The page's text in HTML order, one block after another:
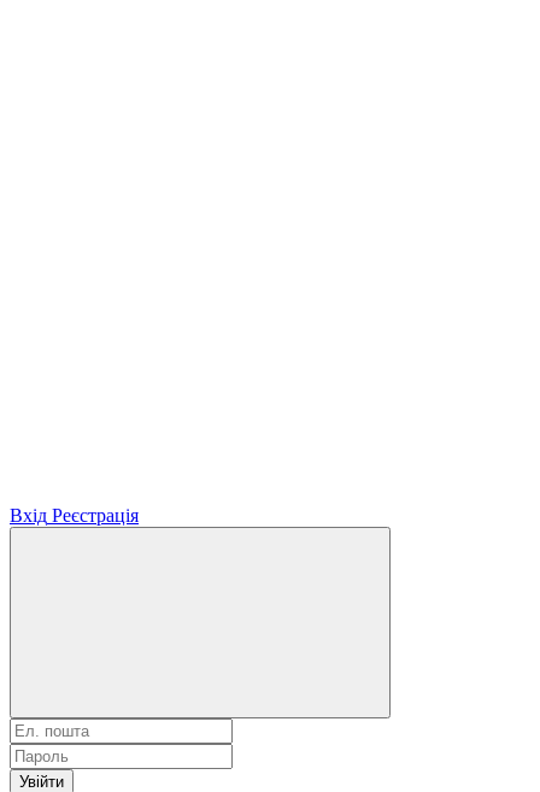
Вхід Реєстрація
Увійти